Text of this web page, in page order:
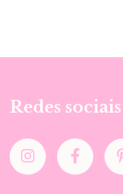
Redes sociais